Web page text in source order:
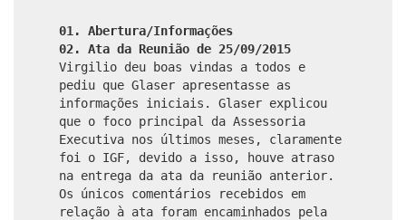
01. Abertura/Informações
02. Ata da Reunião de 25/09/2015
Virgilio deu boas vindas a todos e
pediu que Glaser apresentasse as
informações iniciais. Glaser explicou
que o foco principal da Assessoria
Executiva nos últimos meses, claramente
foi o IGF, devido a isso, houve atraso
na entrega da ata da reunião anterior.
Os únicos comentários recebidos em
relação à ata foram encaminhados pela